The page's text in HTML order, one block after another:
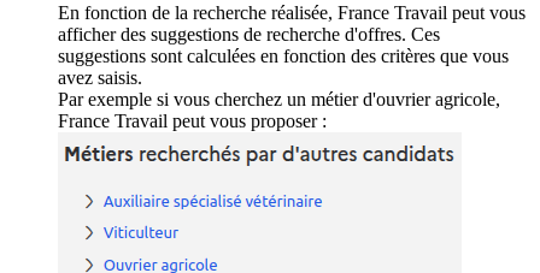
En fonction de la recherche réalisée, France Travail peut vous
afficher des suggestions de recherche d'offres. Ces
suggestions sont calculées en fonction des critères que vous
avez saisis.
Par exemple si vous cherchez un métier d'ouvrier agricole,
France Travail peut vous proposer :